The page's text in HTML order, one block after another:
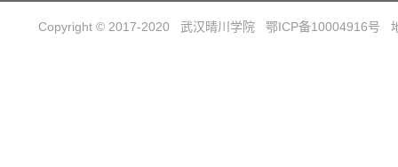
Copyright © 2017-2020 武汉晴川学院鄂ICP备10004916号